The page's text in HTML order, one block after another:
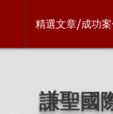
精選文章/成功案
謙聖國